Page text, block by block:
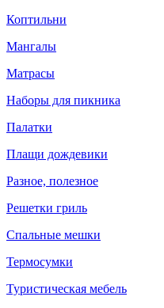
Коптильни
Мангалы
Матрасы
Наборы для пикника
Палатки
Плащи дождевики
Разное, полезное
Решетки гриль
Спальные мешки
Термосумки
Туристическая мебель